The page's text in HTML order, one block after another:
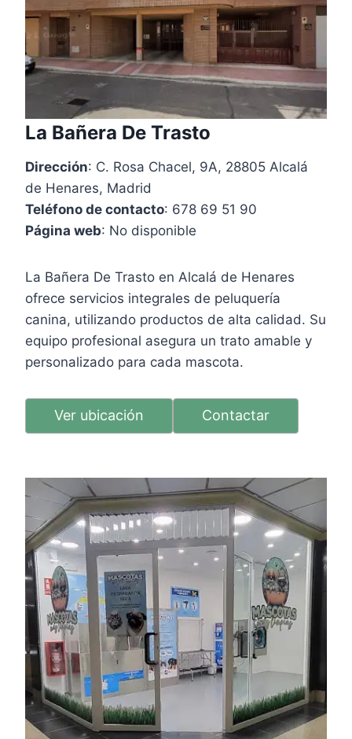
La Bañera De Trasto
Dirección: C. Rosa Chacel, 9A, 28805 Alcalá
de Henares, Madrid
Teléfono de contacto: 678 69 51 90
Página web: No disponible
La Bañera De Trasto en Alcalá de Henares
ofrece servicios integrales de peluquería
canina, utilizando productos de alta calidad. Su
equipo profesional asegura un trato amable y
personalizado para cada mascota.
Ver ubicación Contactar